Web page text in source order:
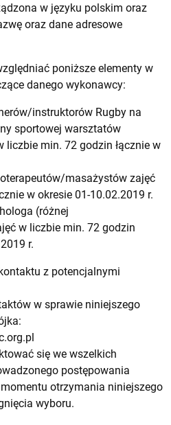
w języku polskim oraz
oraz dane adresowe
poniższe elementy w
danego wykonawcy:
instruktorów Rugby na
sportowej warsztatów
min. 72 godzin łącznie w
masażystów zajęć
w okresie 01-10.02.2019 r.
(różnej
w liczbie min. 72 godzin
r.
z potencjalnymi
w sprawie niniejszego
się we wszelkich
postępowania
otrzymania niniejszego
wyboru.